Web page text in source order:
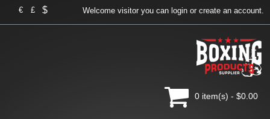
€ £ $ Welcome visitor you can login or create an account.
0 item(s) - $0.00